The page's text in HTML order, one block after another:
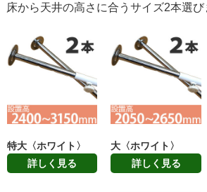
床から天井の高さに合うサイズ2本選び
特大〈ホワイト〉
詳しく見る
大〈ホワイト〉
詳しく見る